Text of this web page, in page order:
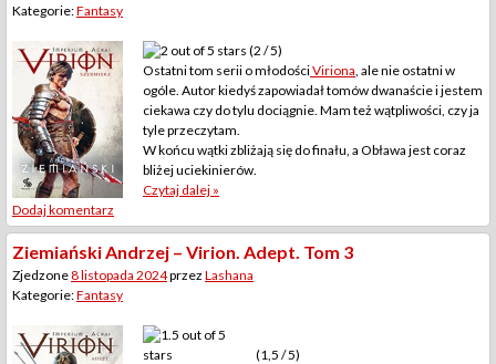
Kategorie:Fantasy
(2 / 5)
Ostatni tom serii o młodościViriona , ale nie ostatni w
ogóle. Autor kiedyś zapowiadał tomów dwanaście i jestem
ciekawa czy do tylu dociągnie. Mam też wątpliwości, czy ja
tyle przeczytam.
W końcu wątki zbliżają się do finału, a Obława jest coraz
bliżej uciekinierów.
Czytaj dalej »
Dodaj komentarz
Ziemiański Andrzej – Virion. Adept. Tom 3
Zjedzone8 listopada 2024przez Lashana
Kategorie:Fantasy
(1,5 / 5)